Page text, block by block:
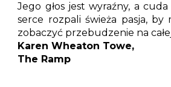
Jego głos jest wyraźny, a
serce rozpali świeża pasja, by
zobaczyć przebudzenie na
Karen Wheaton Towe,
The Ramp